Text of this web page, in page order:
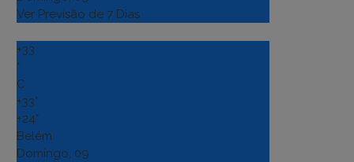
Ver Previsão de 7 Dias
+33
°
C
+33°
+24°
Belém
Domingo, 09